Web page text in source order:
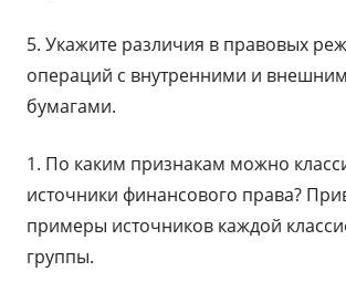
5. Укажите различия в правовых
операций с внутренними и
бумагами.
1. По каким признакам можно
источники финансового права?
примеры источников каждой
группы.